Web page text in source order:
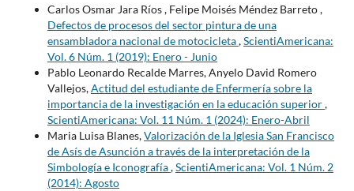
Carlos Osmar Jara Ríos , Felipe Moisés Méndez Barreto ,
Defectos de procesos del sector pintura de una
ensambladora nacional de motocicleta,ScientiAmericana:
Vol. 6 Núm. 1 (2019): Enero - Junio
Pablo Leonardo Recalde Marres, Anyelo David Romero
Vallejos,Actitud del estudiante de Enfermería sobre la
importancia de la investigación en la educación superior,
ScientiAmericana: Vol. 11 Núm. 1 (2024): Enero-Abril
Maria Luisa Blanes,Valorización de la Iglesia San Francisco
de Asís de Asunción a través de la interpretación de la
Simbología e Iconografía,ScientiAmericana: Vol. 1 Núm. 2
(2014): Agosto